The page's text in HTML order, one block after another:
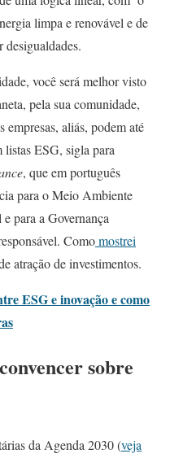
limpa e renovável e de
desigualdades.
você será melhor visto
pela sua comunidade,
aliás, podem até
listas ESG, sigla para
, que em português
para o Meio Ambiente
para a Governança
Comomostrei
atração de investimentos.
ESG e inovação e como
sobre
da Agenda 2030 (veja